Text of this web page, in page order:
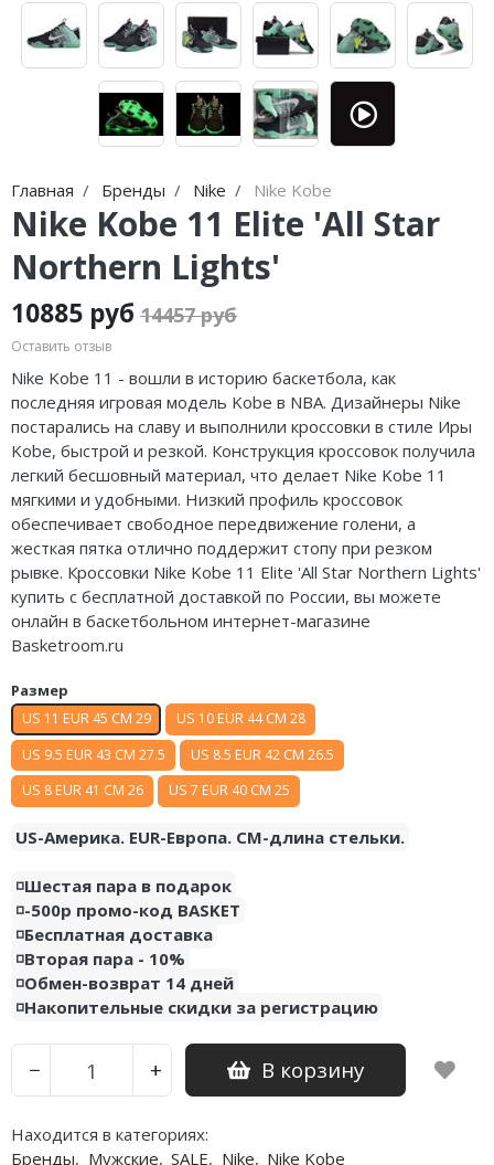
Главная Бренды Nike Nike Kobe
Nike Kobe 11 Elite 'All Star
Northern Lights'
10885 руб 14457 руб
Оставить отзыв
Nike Kobe 11 - вошли в историю баскетбола, как
последняя игровая модель Kobe в NBA. Дизайнеры Nike
постарались на славу и выполнили кроссовки в стиле Иры
Kobe, быстрой и резкой. Конструкция кроссовок получила
легкий бесшовный материал, что делает Nike Kobe 11
мягкими и удобными. Низкий профиль кроссовок
обеспечивает свободное передвижение голени, а
жесткая пятка отлично поддержит стопу при резком
рывке. Кроссовки Nike Kobe 11 Elite 'All Star Northern Lights'
купить с бесплатной доставкой по России, вы можете
онлайн в баскетбольном интернет-магазине
Basketroom.ru
Размер
US 11 EUR 45 CM 29
US 10 EUR 44 CM 28
US 9.5 EUR 43 CM 27.5
US 8.5 EUR 42 CM 26.5
US 8 EUR 41 CM 26
US 7 EUR 40 CM 25
US-Америка. EUR-Европа. CM-длина стельки.
◽️Шестая пара в подарок
◽️-500р промо-код BASKET
◽️Бесплатная доставка
◽️Вторая пара - 10%
◽️Обмен-возврат 14 дней
◽️Накопительные скидки за регистрацию
− + В корзину
Находится в категориях:
Бренды, Мужские, SALE, Nike, Nike Kobe
Jordan Tatum
Air Jordan 312
Air Jordan 40
Air Jordan 39
Air Jordan 38
Air Jordan 37
Air Jordan 36
Air Jordan 1
Air Jordan 3
Air Jordan 4
Air Jordan 5
Air Jordan 6
Air Jordan 7
Air Jordan 10
Air Jordan 11
Air Jordan 12
Air Jordan 13
Air Jordan 14
Air Jordan 15
Air Jordan 23
adidas Samba
adidas Gazelle
adidas Handball
adidas Adistar
adidas adiFOM
adidas Adizero
adidas Harden
adidas Dame
adidas AE
Adidas Yeezy Boost 350 V2